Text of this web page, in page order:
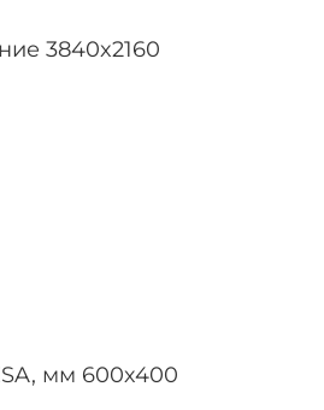
3840x2160
мм 600х400